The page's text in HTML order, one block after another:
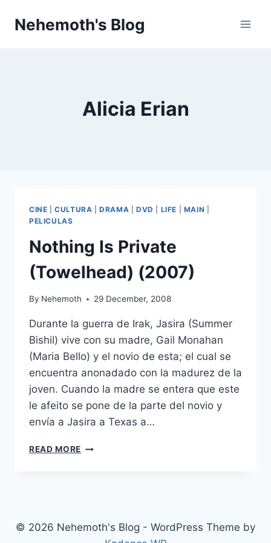
Nehemoth's Blog
Alicia Erian
CINE |CULTURA |DRAMA DVD LIFE MAIN
PELICULAS
Nothing Is Private
(Towelhead) (2007)
By Nehemoth 29 December, 2008
Durante la guerra de Irak, Jasira (Summer
Bishil) vive con su madre, Gail Monahan
(Maria Bello) y el novio de esta; el cual se
encuentra anonadado con la madurez de la
joven. Cuando la madre se entera que este
le afeito se pone de la parte del novio y
envía a Jasira a Texas a…
READ MORE NOTHING
© 2026 Nehemoth's Blog - WordPress Theme by